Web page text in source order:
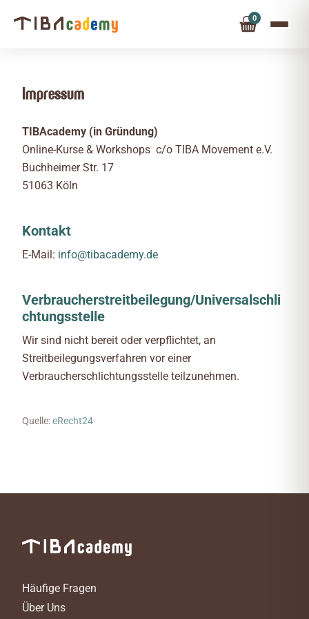
0
Impressum
TIBAcademy (in Gründung)
Online-Kurse & Workshops c/o TIBA Movement e.V.
Buchheimer Str. 17
51063 Köln
Kontakt
E-Mail: info@tibacademy.de
Verbraucherstreitbeilegung/Universalschli
chtungsstelle
Wir sind nicht bereit oder verpflichtet, an
Streitbeilegungsverfahren vor einer
Verbraucherschlichtungsstelle teilzunehmen.
Quelle:eRecht24
Häufige Fragen
Über Uns